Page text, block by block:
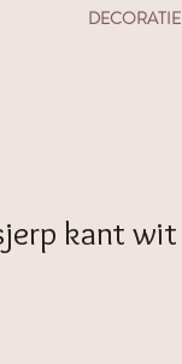
DECORATIE
kant wit